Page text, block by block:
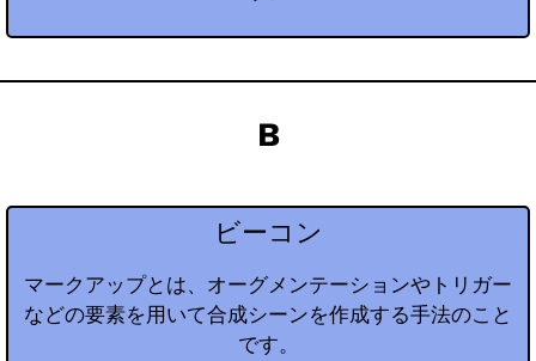
B
ビーコン
マークアップとは、オーグメンテーションやトリガー
などの要素を用いて合成シーンを作成する手法のこと
です。